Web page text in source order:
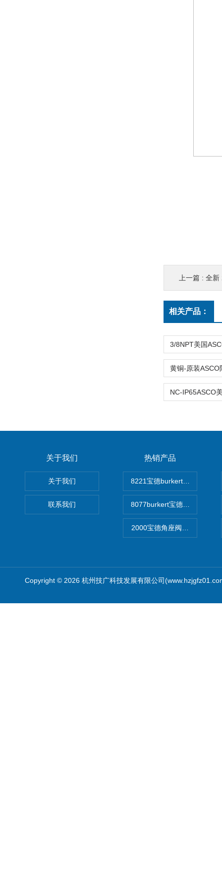
上一篇 : 全新
相关产品：
关于我们
关于我们
联系我们
热销产品
8221宝德burkert电导率探头
8077burkert宝德椭圆齿轮脉
2000宝德角座阀德国宝帝
Copyright © 2026 杭州技广科技发展有限公司